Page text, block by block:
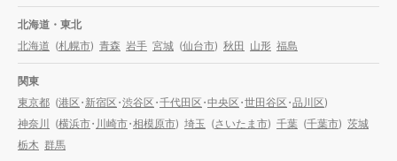
北海道・東北
北海道 (札幌市) 青森 岩手 宮城 (仙台市) 秋田 山形 福島
関東
東京都 (港区・新宿区・渋谷区・千代田区・中央区・世田谷区・品川区)
神奈川 (横浜市・川崎市・相模原市) 埼玉 (さいたま市) 千葉 (千葉市) 茨城
栃木 群馬